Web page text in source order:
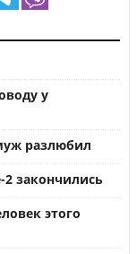
у
разлюбил
закончились
этого